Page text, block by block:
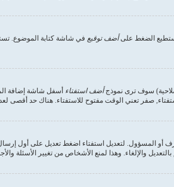
الضغط علىأضف توقيع في شاشة كتابة الموضوع.
سوف ترى نموذجأضف استفتاء أسفل شاشة إضافة
صفر تعني الوقت مفتوح للاستفتاء. هناك حد أقصى
أو المسؤول. لتعديل استفتاء اضغط تعديل على أول
والإلغاء. وهذا لمنع الأشخاص من تغيير الأسئلة